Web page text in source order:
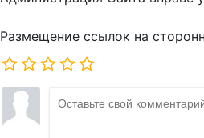
Размещение ссылок на